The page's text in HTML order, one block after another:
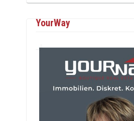
YourWay